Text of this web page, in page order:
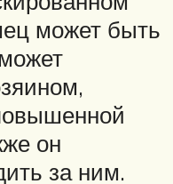
может быть
он
за ним.